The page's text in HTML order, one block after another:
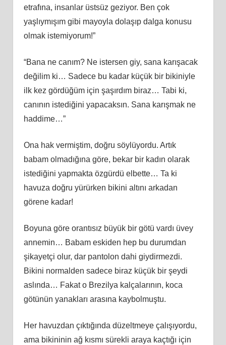
etrafına, insanlar üstsüz geziyor. Ben çok
yaşlıymışım gibi mayoyla dolaşıp dalga konusu
olmak istemiyorum!”
“Bana ne canım? Ne istersen giy, sana karışacak
değilim ki… Sadece bu kadar küçük bir bikiniyle
ilk kez gördüğüm için şaşırdım biraz… Tabi ki,
canının istediğini yapacaksın. Sana karışmak ne
haddime…”
Ona hak vermiştim, doğru söylüyordu. Artık
babam olmadığına göre, bekar bir kadın olarak
istediğini yapmakta özgürdü elbette… Ta ki
havuza doğru yürürken bikini altını arkadan
görene kadar!
Boyuna göre orantısız büyük bir götü vardı üvey
annemin… Babam eskiden hep bu durumdan
şikayetçi olur, dar pantolon dahi giydirmezdi.
Bikini normalden sadece biraz küçük bir şeydi
aslında… Fakat o Brezilya kalçalarının, koca
götünün yanakları arasına kaybolmuştu.
Her havuzdan çıktığında düzeltmeye çalışıyordu,
ama bikininin ağ kısmı sürekli araya kaçtığı için